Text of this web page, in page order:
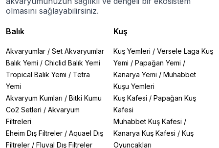
olmasını sağlayabilirsiniz.
Balık
Akvaryumlar / Set Akvaryumlar
Balık Yemi / Chiclid Balık Yemi
Tropical Balık Yemi / Tetra
Yemi
Akvaryum Kumları / Bitki Kumu
Co2 Setleri / Akvaryum
Filtreleri
Eheim Dış Filtreler / Aquael Dış
Filtreler / Fluval Dış Filtreler
Kuş
Kuş Yemleri / Versele Laga Kuş
Yemi / Papağan Yemi /
Kanarya Yemi / Muhabbet
Kuşu Yemleri
Kuş Kafesi / Papağan Kuş
Kafesi
Muhabbet Kuş Kafesi /
Kanarya Kuş Kafesi / Kuş
Oyuncakları